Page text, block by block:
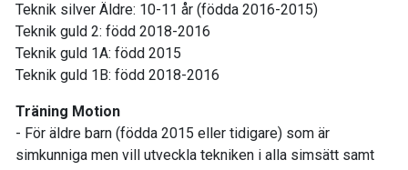
Teknik silver Äldre: 10-11 år (födda 2016-2015)
Teknik guld 2: född 2018-2016
Teknik guld 1A: född 2015
Teknik guld 1B: född 2018-2016
Träning Motion
- För äldre barn (födda 2015 eller tidigare) som är
simkunniga men vill utveckla tekniken i alla simsätt samt